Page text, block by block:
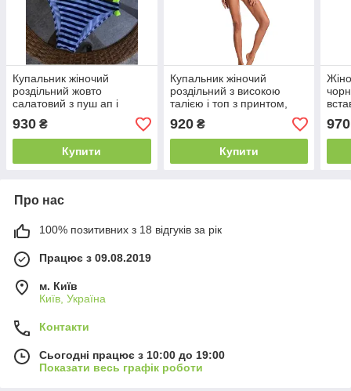
Купальник жіночий
роздільний жовто
салатовий з пуш ап і
трусами в смужку
930 ₴
Купити
Купальник жіночий
роздільний з високою
талією і топ з принтом,
зелений
920₴
Купити
970
Про нас
100% позитивних з 18 відгуків за рік
Працює з 09.08.2019
м. Київ
Київ, Україна
Контакти
Сьогодні працює з 10:00 до 19:00
Показати весь графік роботи